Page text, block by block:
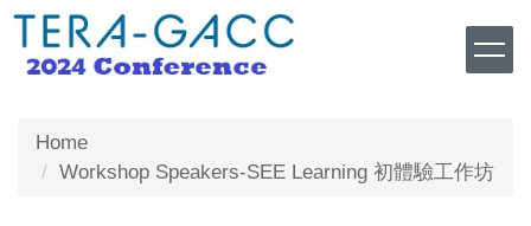
Jump
the
blockHome
Workshop Speakers-SEE Learning 初體驗工作坊